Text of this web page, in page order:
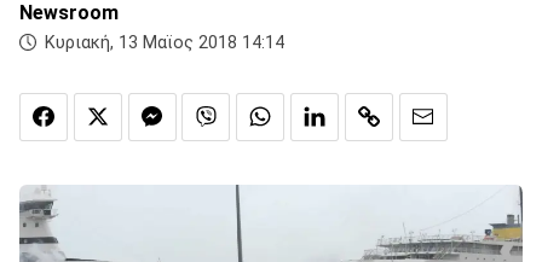
Newsroom
Κυριακή, 13 Μαϊος 2018 14:14